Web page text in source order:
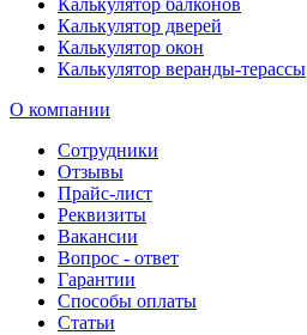
Калькулятор балконов
Калькулятор дверей
Калькулятор окон
Калькулятор веранды-терассы
О компании
Сотрудники
Отзывы
Прайс-лист
Реквизиты
Вакансии
Вопрос - ответ
Гарантии
Способы оплаты
Статьи